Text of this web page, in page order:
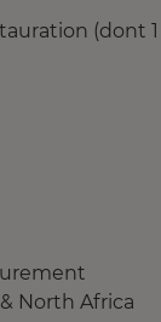
(dont
North Africa